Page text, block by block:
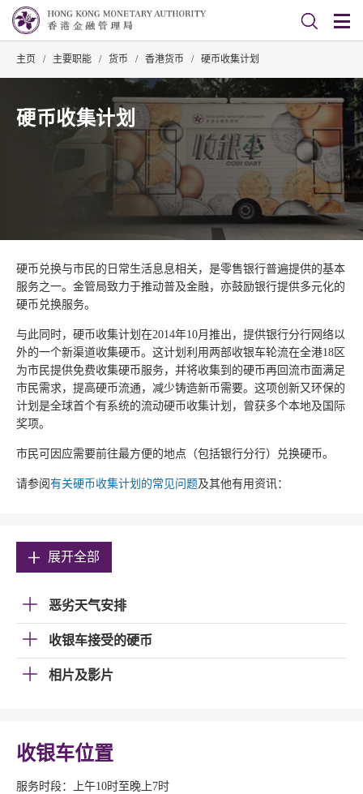
主页 / 主要职能 / 货币 / 香港货币 / 硬币收集计划
硬币收集计划
硬币兑换与市民的日常生活息息相关，是零售银行普遍提供的基本
服务之一。金管局致力于推动普及金融，亦鼓励银行提供多元化的
硬币兑换服务。
与此同时，硬币收集计划在2014年10月推出，提供银行分行网络以
外的一个新渠道收集硬币。这计划利用两部收银车轮流在全港18区
为市民提供免费收集硬币服务，并将收集到的硬币再回流市面满足
市民需求，提高硬币流通，减少铸造新币需要。这项创新又环保的
计划是全球首个有系统的流动硬币收集计划，曾获多个本地及国际
奖项。
市民可因应需要前往最方便的地点（包括银行分行）兑换硬币。
请参阅 有关硬币收集计划的常见问题及其他有用资讯：
展开全部
恶劣天气安排
收银车接受的硬币
相片及影片
收银车位置
服务时段：上午10时至晚上7时